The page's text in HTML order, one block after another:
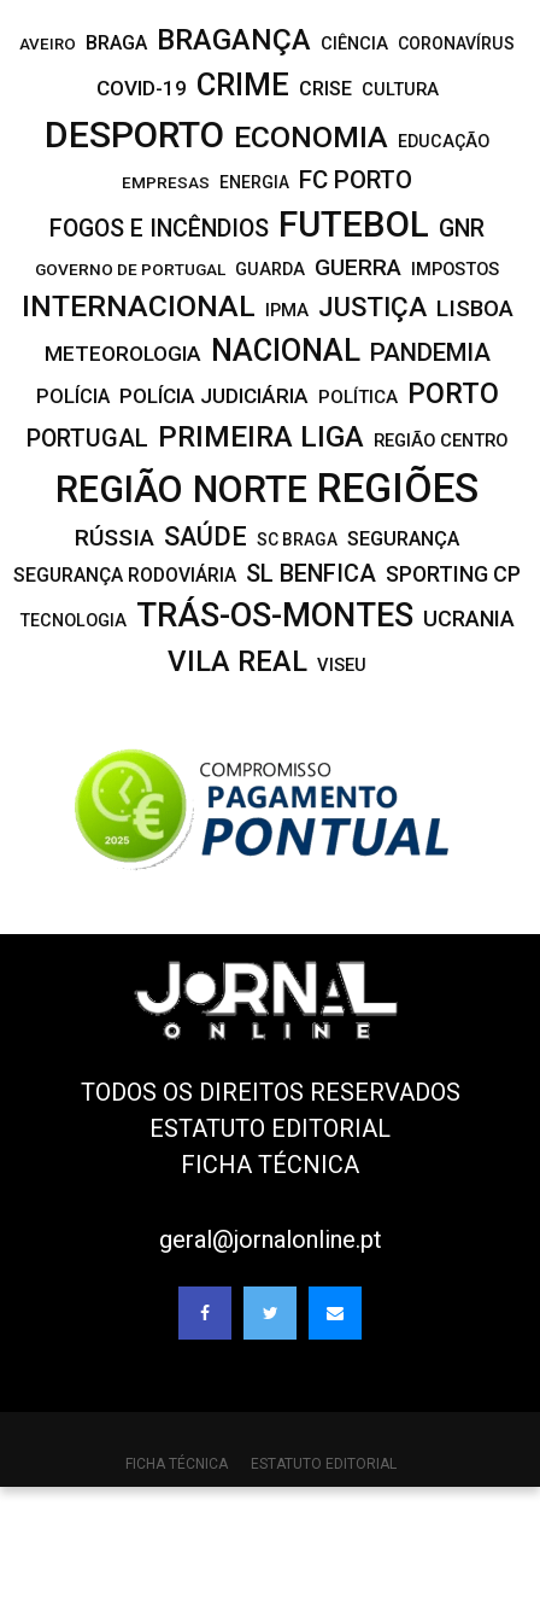
AVEIRO BRAGA BRAGANÇA CIÊNCIA CORONAVÍRUS
COVID-19 CRIME CRISE CULTURA
DESPORTO ECONOMIA EDUCAÇÃO
EMPRESAS ENERGIA FC PORTO
FOGOS E INCÊNDIOS FUTEBOL GNR
GOVERNO DE PORTUGAL GUARDA GUERRA IMPOSTOS
INTERNACIONAL IPMA JUSTIÇA LISBOA
METEOROLOGIA NACIONAL PANDEMIA
POLÍCIA POLÍCIA JUDICIÁRIA POLÍTICA PORTO
PORTUGAL PRIMEIRA LIGA REGIÃO CENTRO
REGIÃO NORTE REGIÕES
RÚSSIA SAÚDE SC BRAGA SEGURANÇA
SEGURANÇA RODOVIÁRIA SL BENFICA SPORTING CP
TECNOLOGIA TRÁS-OS-MONTES UCRANIA
VILA REAL VISEU
TODOS OS DIREITOS RESERVADOS
ESTATUTO EDITORIAL
FICHA TÉCNICA
geral@jornalonline.pt
FICHA TÉCNICA ESTATUTO EDITORIAL